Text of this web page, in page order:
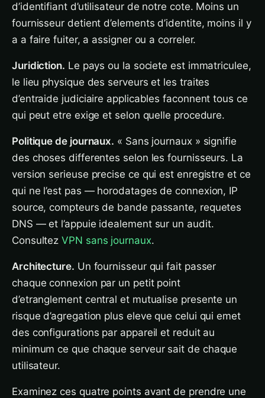
d’identifiant d’utilisateur de notre cote. Moins un
fournisseur detient d’elements d’identite, moins il y
a a faire fuiter, a assigner ou a correler.
Juridiction. Le pays ou la societe est immatriculee,
le lieu physique des serveurs et les traites
d’entraide judiciaire applicables faconnent tous ce
qui peut etre exige et selon quelle procedure.
Politique de journaux. « Sans journaux » signifie
des choses differentes selon les fournisseurs. La
version serieuse precise ce qui est enregistre et ce
qui ne l’est pas — horodatages de connexion, IP
source, compteurs de bande passante, requetes
DNS — et l’appuie idealement sur un audit.
Consultez VPN sans journaux.
Architecture. Un fournisseur qui fait passer
chaque connexion par un petit point
d’etranglement central et mutualise presente un
risque d’agregation plus eleve que celui qui emet
des configurations par appareil et reduit au
minimum ce que chaque serveur sait de chaque
utilisateur.
Examinez ces quatre points avant de prendre une